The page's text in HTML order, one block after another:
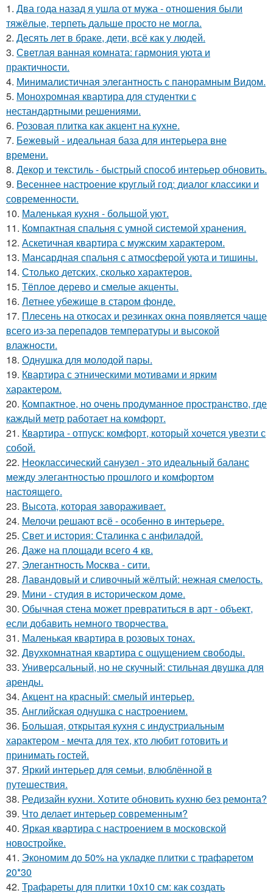
1. Два года назад я ушла от мужа - отношения были
тяжёлые, терпеть дальше просто не могла.
2. Десять лет в браке, дети, всё как у людей.
3. Светлая ванная комната: гармония уюта и
практичности.
4. Минималистичная элегантность с панорамным Видом.
5. Монохромная квартира для студентки с
нестандартными решениями.
6. Розовая плитка как акцент на кухне.
7. Бежевый - идеальная база для интерьера вне
времени.
8. Декор и текстиль - быстрый способ интерьер обновить.
9. Весеннее настроение круглый год: диалог классики и
современности.
10. Маленькая кухня - большой уют.
11. Компактная спальня с умной системой хранения.
12. Аскетичная квартира с мужским характером.
13. Мансардная спальня с атмосферой уюта и тишины.
14. Столько детских, сколько характеров.
15. Тёплое дерево и смелые акценты.
16. Летнее убежище в старом фонде.
17. Плесень на откосах и резинках окна появляется чаще
всего из-за перепадов температуры и высокой
влажности.
18. Однушка для молодой пары.
19. Квартира с этническими мотивами и ярким
характером.
20. Компактное, но очень продуманное пространство, где
каждый метр работает на комфорт.
21. Квартира - отпуск: комфорт, который хочется увезти с
собой.
22. Неоклассический санузел - это идеальный баланс
между элегантностью прошлого и комфортом
настоящего.
23. Высота, которая завораживает.
24. Мелочи решают всё - особенно в интерьере.
25. Свет и история: Сталинка с анфиладой.
26. Даже на площади всего 4 кв.
27. Элегантность Москва - сити.
28. Лавандовый и сливочный жёлтый: нежная смелость.
29. Мини - студия в историческом доме.
30. Обычная стена может превратиться в арт - объект,
если добавить немного творчества.
31. Маленькая квартира в розовых тонах.
32. Двухкомнатная квартира с ощущением свободы.
33. Универсальный, но не скучный: стильная двушка для
аренды.
34. Акцент на красный: смелый интерьер.
35. Английская однушка с настроением.
36. Большая, открытая кухня с индустриальным
характером - мечта для тех, кто любит готовить и
принимать гостей.
37. Яркий интерьер для семьи, влюблённой в
путешествия.
38. Редизайн кухни. Хотите обновить кухню без ремонта?
39. Что делает интерьер современным?
40. Яркая квартира с настроением в московской
новостройке.
41. Экономим до 50% на укладке плитки с трафаретом
20*30
42. Трафареты для плитки 10х10 см: как создать